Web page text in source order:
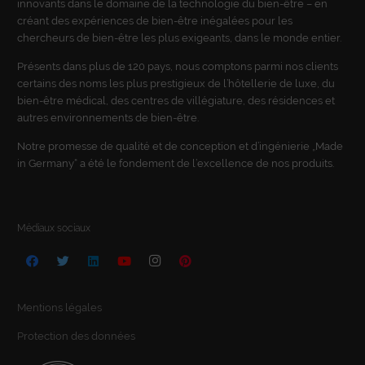
innovants dans le domaine de la technologie du bien-être – en
créant des expériences de bien-être inégalées pour les
chercheurs de bien-être les plus exigeants, dans le monde entier.
Présents dans plus de 120 pays, nous comptons parmi nos clients
certains des noms les plus prestigieux de l’hôtellerie de luxe, du
bien-être médical, des centres de villégiature, des résidences et
autres environnements de bien-être.
Notre promesse de qualité et de conception et d’ingénierie „Made
in Germany“ a été le fondement de l’excellence de nos produits.
Médiaux sociaux
Mentions légales
Protection des données
ou faire afficher des informations supplémentaires et ainsi ne
sélectionner que certains cookies.
Retour
Paramètres de confidentialité
Essentiel (1)
Les cookies essentiels permettent des fonctions de base et sont
nécessaires au bon fonctionnement du site web.
helfen uns zu verstehen, wie unsere Besucher unsere Website nutzen.
Médias externes (2)
par défaut. Si les cookies sont acceptés par les médias externes, l'accès